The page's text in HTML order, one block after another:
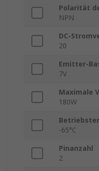
Polarität
NPN
DC-
20
Emitter-
7V
Maximale
180W
-65°C
Pinanzahl
2